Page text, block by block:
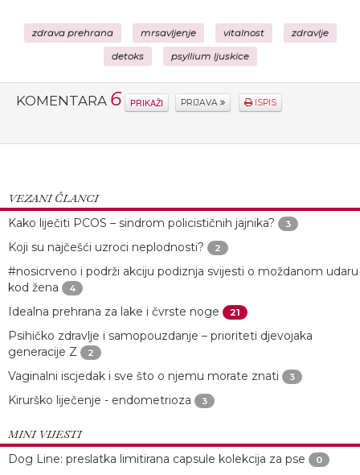
zdrava prehrana mrsavljenje vitalnost zdravlje
detoks psyllium ljuskice
KOMENTARA 6 PRIKAŽI PRIJAVA ISPIS
VEZANI ČLANCI
Kako liječiti PCOS – sindrom policističnih jajnika?
3
Koji su najčešći uzroci neplodnosti? 2
#nosicrveno i podrži akciju podiznja svijesti o moždanom udaru
kod žena
4
Idealna prehrana za lake i čvrste noge 21
Psihičko zdravlje i samopouzdanje – prioriteti djevojaka
generacije Z
2
Vaginalni iscjedak i sve što o njemu morate znati 3
Kirurško liječenje - endometrioza 3
MINI VIJESTI
Dog Line: preslatka limitirana capsule kolekcija za pse
0